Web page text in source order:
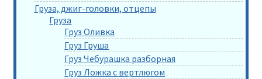
Груза, джиг-головки, отцепы
Груза
Груз Оливка
Груз Груша
Груз Чебурашка разборная
Груз Ложка с вертлюгом